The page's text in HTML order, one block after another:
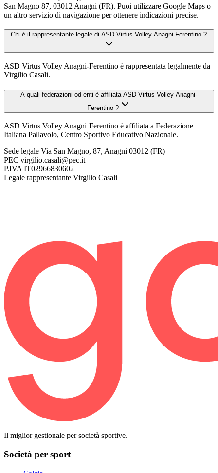
San Magno 87, 03012 Anagni (FR). Puoi utilizzare Google Maps o
un altro servizio di navigazione per ottenere indicazioni precise.
Chi è il rappresentante legale di ASD Virtus Volley Anagni-Ferentino ?
ASD Virtus Volley Anagni-Ferentino è rappresentata legalmente da
Virgilio Casali.
A quali federazioni od enti è affiliata ASD Virtus Volley Anagni-
Ferentino ?
ASD Virtus Volley Anagni-Ferentino è affiliata a Federazione
Italiana Pallavolo, Centro Sportivo Educativo Nazionale.
Sede legale Via San Magno, 87, Anagni 03012 (FR)
PEC virgilio.casali@pec.it
P.IVA IT02966830602
Legale rappresentante Virgilio Casali
Il miglior gestionale per società sportive.
Società per sport